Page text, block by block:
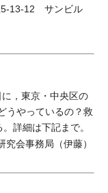
5-13-12 サンビル
，東京・中央区の
うやっているの？救
詳細は下記まで。
会事務局（伊藤）